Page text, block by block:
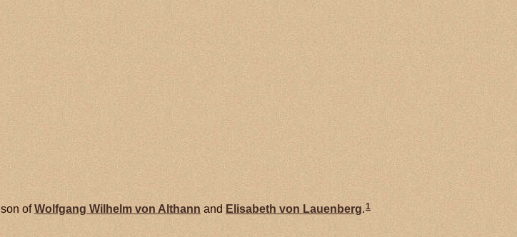
, son ofWolfgang Wilhelm von Althann andElisabeth von Lauenberg 1